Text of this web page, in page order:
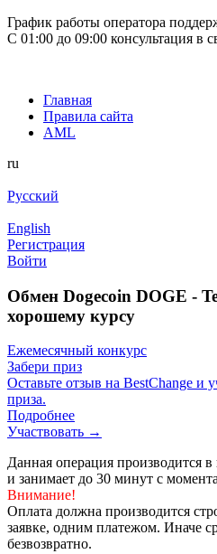
График работы оператора
С 01:00 до 09:00 консультация в
Главная
Правила сайта
AML
ru
Русский
English
Регистрация
Войти
Обмен Dogecoin DOGE -
хорошему курсу
Ежемесячный конкурс
Забери приз
Оставьте отзыв на BestChange и
приза.
Подробнее
Участвовать →
Данная операция производится
и занимает до 30 минут с
Внимание!
Оплата должна производится
заявке, одним платежом. Иначе
безвозвратно.